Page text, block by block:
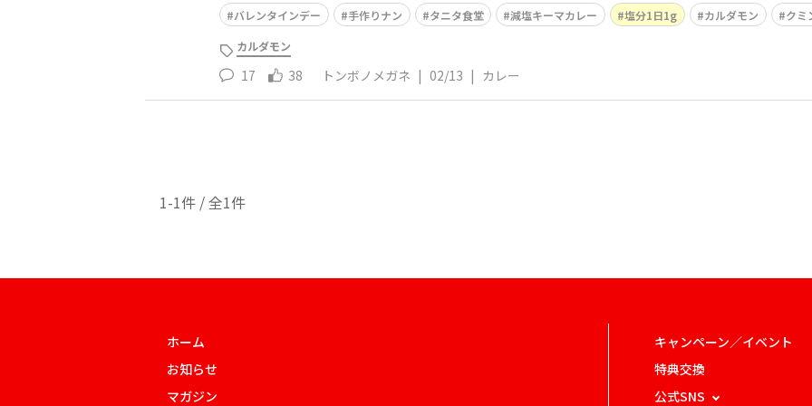
バレンタインデー 手作りナン タニタ食堂 減塩キーマカレー 塩分1日1g カルダモン クミ
カルダモン
17 38 トンボノメガネ | 02/13 | カレー
1-1件 / 全1件
ホーム
お知らせ
マガジン
キャンペーン／イベント
特典交換
公式SNS